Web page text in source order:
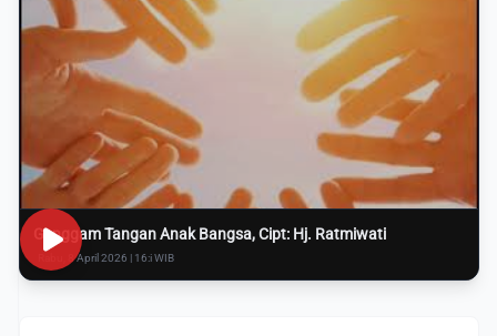
Genggam Tangan Anak Bangsa, Cipt: Hj. Ratmiwati
Rabu, 8 April 2026 | 16:i WIB